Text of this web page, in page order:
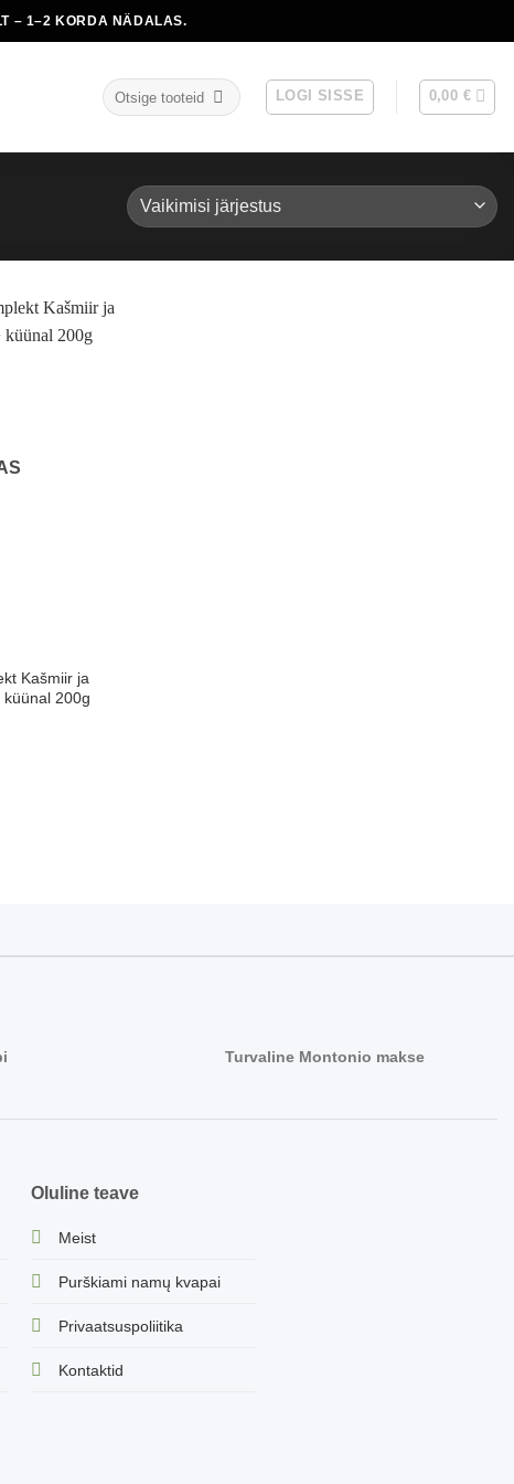
– 1–2 KORDA NÄDALAS.
Otsi: LOGI SISSE 0,00 €
Kašmiir ja
200g
Turvaline Montonio makse
Oluline teave
Meist
Purškiami namų kvapai
Privaatsuspoliitika
Kontaktid